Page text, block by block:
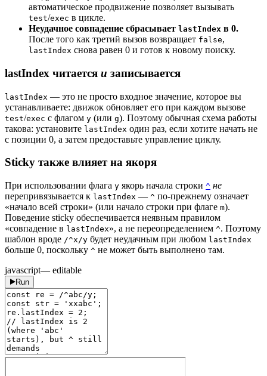
автоматическое продвижение позволяет вызывать
test/exec в цикле.
Неудачное совпадение сбрасывает lastIndex в 0.
После того как третий вызов возвращает false,
lastIndex снова равен 0 и готов к новому поиску.
lastIndex читается и записывается
lastIndex — это не просто входное значение, которое вы
устанавливаете: движок обновляет его при каждом вызове
test/exec с флагом y (или g). Поэтому обычная схема работы
такова: установите lastIndex один раз, если хотите начать не
с позиции 0, а затем предоставьте управление циклу.
Sticky также влияет на якоря
При использовании флага y якорь начала строки ^ не
перепривязывается к lastIndex — ^ по-прежнему означает
«начало всей строки» (или начало строки при флаге m).
Поведение sticky обеспечивается неявным правилом
«совпадение в lastIndex», а не переопределением ^. Поэтому
шаблон вроде /^x/y будет неудачным при любом lastIndex
больше 0, поскольку ^ не может быть выполнено там.
javascript— editable
Run